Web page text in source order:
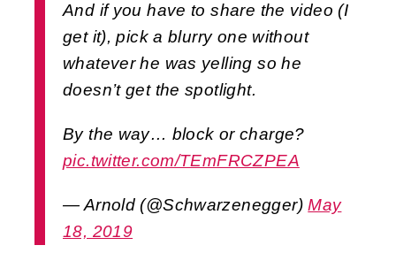
And if you have to share the video (I
get it), pick a blurry one without
whatever he was yelling so he
doesn’t get the spotlight.
By the way… block or charge?
pic.twitter.com/TEmFRCZPEA
— Arnold (@Schwarzenegger)May
18, 2019